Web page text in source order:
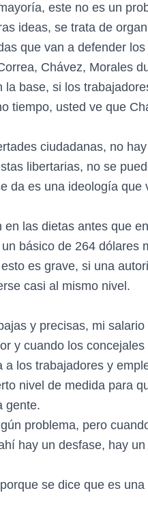
este no es un
ideas, se trata de
que van a defender
Chávez, Morales
base, si los
tiempo, usted ve que
ciudadanas, no
libertarias, no se
da es una ideología que
las dietas antes que
básico de 264 dólares
es grave, si una
casi al mismo nivel.
y precisas, mi
y cuando los
los trabajadores y
nivel de medida para
gente.
problema, pero
hay un desfase, hay
se dice que es